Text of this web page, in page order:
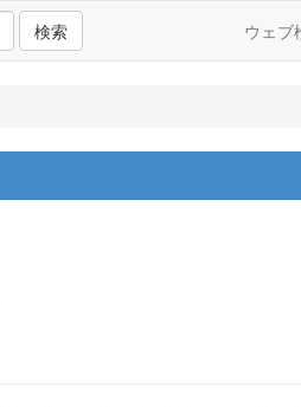
検索 ウェブ